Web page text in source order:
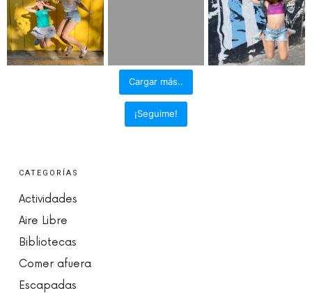
Cargar más..
¡Seguime!
CATEGORÍAS
Actividades
Aire Libre
Bibliotecas
Comer afuera
Escapadas